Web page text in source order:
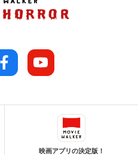
映画アプリの決定版！